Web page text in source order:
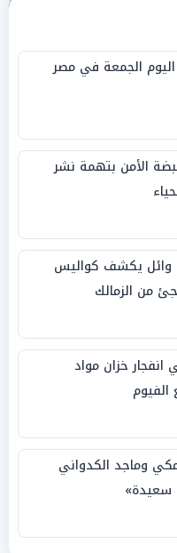
اليوم الجمعة في مصر
الأمن بتهمة نشر
وائل يكشف كواليس
من الزمالك
خزان مواد
الفيوم
مكي وماجد الكدواني
سعيدة»